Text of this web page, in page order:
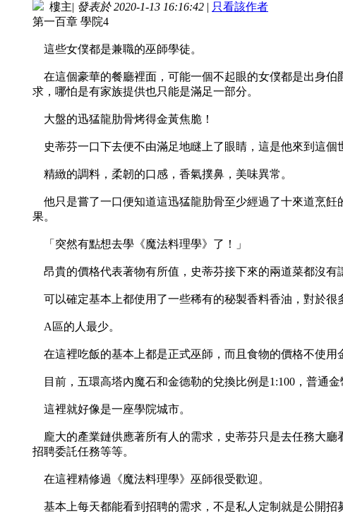
樓主| 發表於 2020-1-13 16:16:42 | 只看該作者
第一百章 學院4
這些女僕都是兼職的巫師學徒。
在這個豪華的餐廳裡面，可能一個不起眼的女僕都是出身伯
求，哪怕是有家族提供也只能是滿足一部分。
大盤的迅猛龍肋骨烤得金黃焦脆！
史蒂芬一口下去便不由滿足地瞇上了眼睛，這是他來到這個
精緻的調料，柔韌的口感，香氣撲鼻，美味異常。
他只是嘗了一口便知道這迅猛龍肋骨至少經過了十來道烹飪
果。
「突然有點想去學《魔法料理學》了！」
昂貴的價格代表著物有所值，史蒂芬接下來的兩道菜都沒有
可以確定基本上都使用了一些稀有的秘製香料香油，對於很
A區的人最少。
在這裡吃飯的基本上都是正式巫師，而且食物的價格不使用
目前，五環高塔內魔石和金德勒的兌換比例是1:100，普通
這裡就好像是一座學院城市。
龐大的產業鏈供應著所有人的需求，史蒂芬只是去任務大廳
招聘委託任務等等。
在這裡精修過《魔法料理學》巫師很受歡迎。
基本上每天都能看到招聘的需求，不是私人定制就是公開招